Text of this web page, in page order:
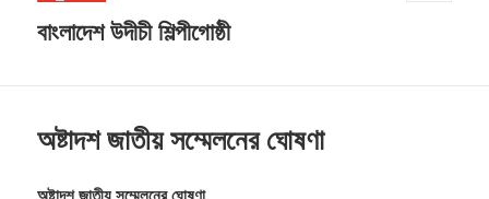
বাংলাদেশ উদীচী শিল্পীগোষ্ঠী
অষ্টাদশ জাতীয় সম্মেলনের ঘোষণা